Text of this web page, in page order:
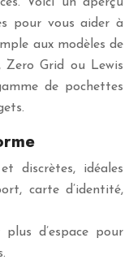
pour vous aider à
aux modèles de
Zero Grid ou Lewis
de pochettes
discrètes, idéales
carte d’identité,
d’espace pour